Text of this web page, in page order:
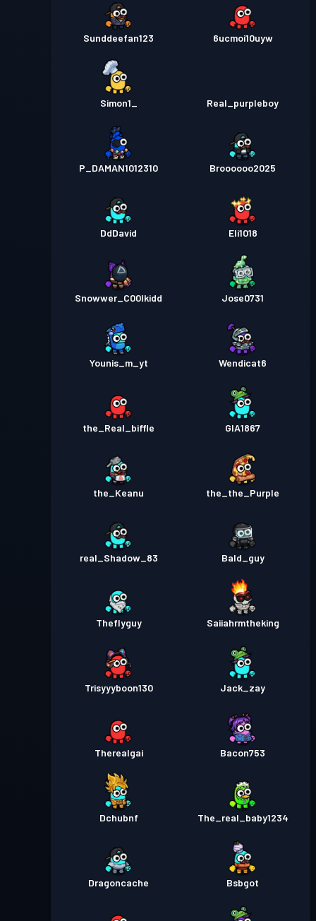
Sunddeefan123 6ucmoi10uyw
Simon1_ Real_purpleboy
P_DAMAN1012310 Broooooo2025
DdDavid Eli1018
Snowwer_C00lkidd Jose0731
Younis_m_yt Wendicat6
the_Real_biffle GIA1867
the_Keanu the_the_Purple
real_Shadow_83 Bald_guy
Theflyguy Saiiahrmtheking
Trisyyyboon130 Jack_zay
Therealgai Bacon753
Dchubnf The_real_baby1234
Dragoncache Bsbgot